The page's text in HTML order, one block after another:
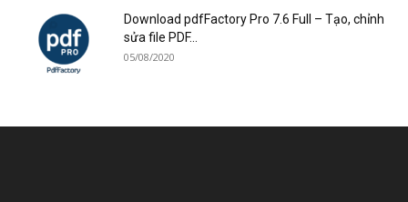
Download pdfFactory Pro 7.6 Full – Tạo, chỉnh
sửa file PDF...
05/08/2020